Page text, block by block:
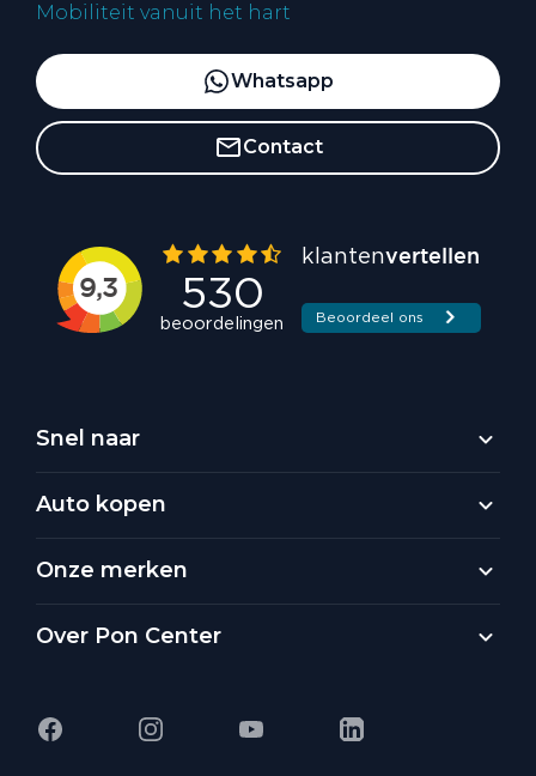
Mobiliteit vanuit het hart
Whatsapp
Contact
Snel naar
Auto kopen
Onze merken
Over Pon Center